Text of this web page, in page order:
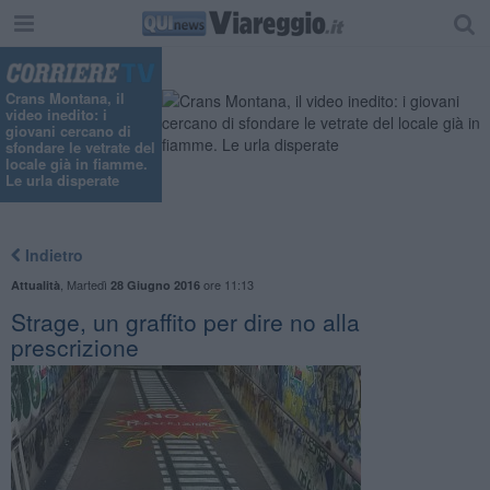
Crans Montana, il
video inedito: i
giovani cercano di
sfondare le vetrate del
locale già in fiamme.
Le urla disperate
Indietro
Attualità Martedì 28 Giugno 2016ore 11:13
Strage, un graffito per dire no alla
prescrizione